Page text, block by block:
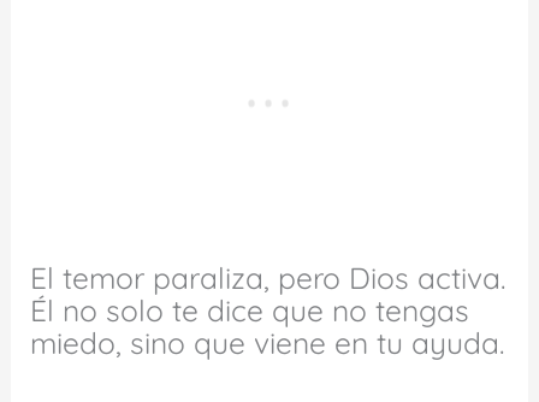
El temor paraliza, pero Dios activa.
Él no solo te dice que no tengas
miedo, sino que viene en tu ayuda.